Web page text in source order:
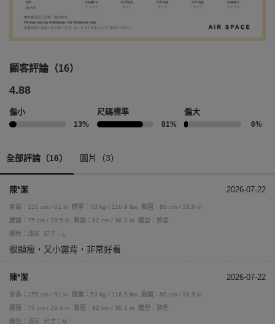
顧客評論（16）
4.88
偏小
13%
尺碼標準
81%
偏大
6%
全部評論（16） 圖片（3）
陳*潔 2026-07-22
身高：155 cm / 61 in 體重：53 kg / 116.9 lbs
胸圍：86 cm / 33.9 in
腰圍：75 cm / 29.5 in
臀圍：92 cm / 36.2 in
體型：梨型
顏色：淺灰
尺寸：L
很顯瘦，又小露背，非常好看
陳*潔 2026-07-22
身高：155 cm / 61 in 體重：53 kg / 116.9 lbs
胸圍：86 cm / 33.9 in
腰圍：75 cm / 29.5 in
臀圍：92 cm / 36.2 in
體型：梨型
顏色：淺灰
尺寸：M